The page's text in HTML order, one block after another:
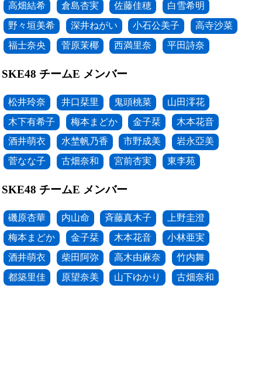
高畑結希
倉島杏実 佐藤佳穂
白雪希明
野々垣美希
深井ねがい 小石公美子
高寺沙菜
福士奈央
菅原茉椰 西満里奈 平田詩奈
SKE48 チームE メンバー
松井玲奈 井口栞里 鬼頭桃菜
山田澪花
木下有希子
梅本まどか 金子栞
木本花音
酒井萌衣
水埜帆乃香 市野成美
岩永亞美
菅なな子
古畑奈和 宮前杏実 東李苑
SKE48 チームE メンバー
磯原杏華 内山命 斉藤真木子
上野圭澄
梅本まどか
金子栞 木本花音
小林亜実
酒井萌衣
柴田阿弥 高木由麻奈
竹内舞
都築里佳
原望奈美 山下ゆかり 古畑奈和